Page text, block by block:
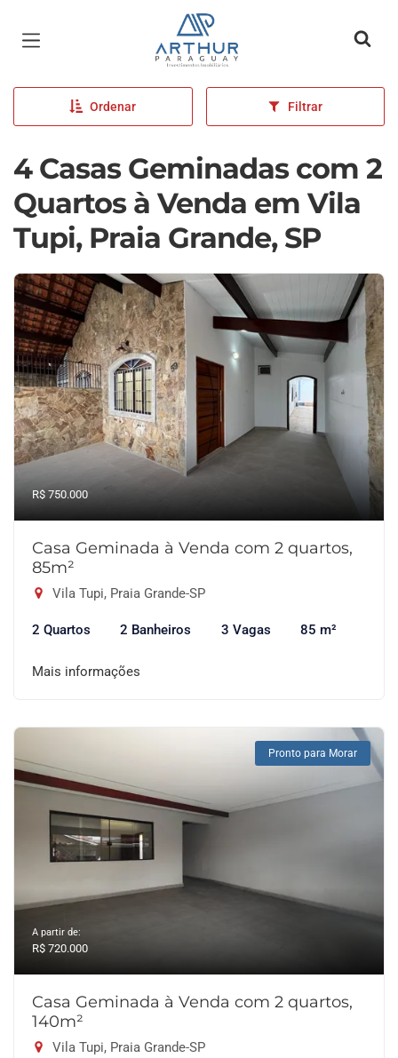
Página inicial
Ordenar Filtrar
4 Casas Geminadas com 2
Quartos à Venda em Vila
Tupi, Praia Grande, SP
R$ 750.000
Casa Geminada à Venda com 2 quartos,
85m²
Vila Tupi, Praia Grande-SP
2 Quartos 2 Banheiros 3 Vagas 85 m²
Mais informações
Pronto para Morar
A partir de:
R$ 720.000
Casa Geminada à Venda com 2 quartos,
140m²
Vila Tupi, Praia Grande-SP